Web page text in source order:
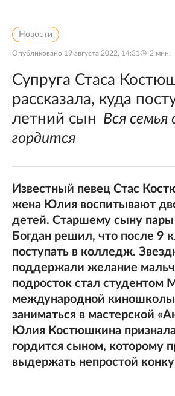
Новости
Опубликовано 19 августа 2022, 14:31 2 мин.
Супруга Стаса
рассказала, куда
летний сын Вся семья
гордится
Известный певец Стас
жена Юлия воспитывают
детей. Старшему сыну пары
Богдан решил, что после 9
поступать в колледж.
поддержали желание
подросток стал студентом
международной
заниматься в мастерской
Юлия Костюшкина
гордится сыном, которому
выдержать непростой